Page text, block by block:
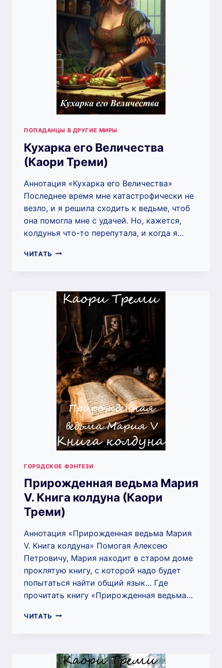
ПОПАДАНЦЫ В ДРУГИЕ МИРЫ
Кухарка его Величества
(Каори Треми)
Аннотация «Кухарка его Величества»
Последнее время мне катастрофически не
везло, и я решила сходить к ведьме, чтоб
она помогла мне с удачей. Но, кажется,
колдунья что-то перепутала, и когда я…
ЧИТАТЬ КУХАРКА
ТРЕМИ)
ГОРОДСКОЕ ФЭНТЕЗИ
Прирожденная ведьма Мария
V. Книга колдуна (Каори
Треми)
Аннотация «Прирожденная ведьма Мария
V. Книга колдуна» Помогая Алексею
Петровичу, Мария находит в старом доме
проклятую книгу, с которой надо будет
попытаться найти общий язык… Где
прочитать книгу «Прирожденная ведьма…
ЧИТАТЬ ПРИРОЖДЕННАЯ
КНИГА
КОЛДУНА